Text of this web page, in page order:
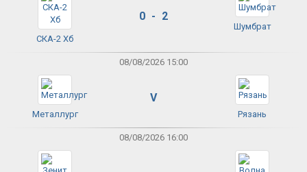
СКА-2 Хб
0 - 2
Шумбрат
08/08/2026 15:00
Металлург
V
Рязань
08/08/2026 16:00